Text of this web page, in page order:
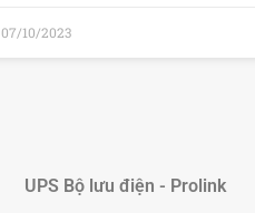
07/10/2023
UPS Bộ lưu điện - Prolink